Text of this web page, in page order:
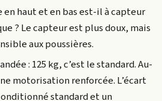
haut et en bas est-il à capteur
? Le capteur est plus doux, mais
aux poussières.
: 125 kg, c’est le standard. Au-
motorisation renforcée. L’écart
standard et un